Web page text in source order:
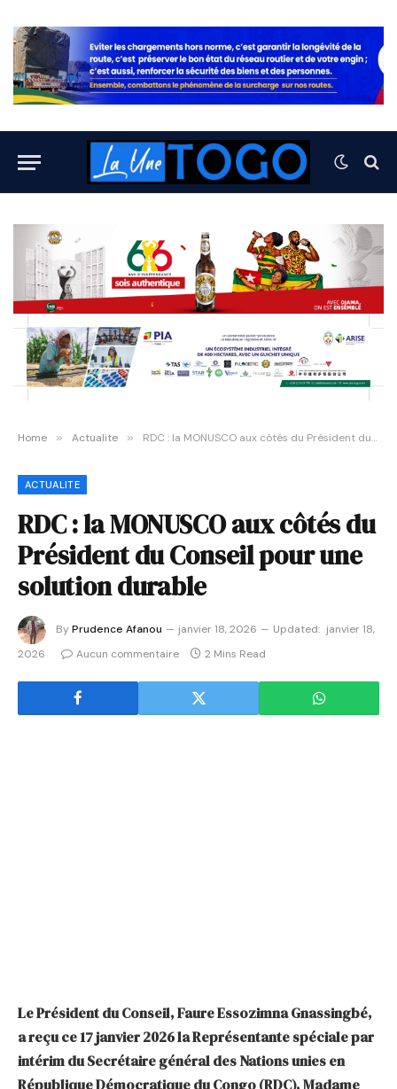
Home » Actualite » RDC : la MONUSCO aux côtés du Président du Conseil pour une solution durable
ACTUALITE
RDC : la MONUSCO aux côtés du
Président du Conseil pour une
solution durable
ByPrudence Afanou janvier 18, 2026 Updated: janvier 18,
2026
Aucun commentaire 2 Mins Read
Le Président du Conseil, Faure Essozimna Gnassingbé,
a reçu ce 17 janvier 2026 la Représentante spéciale par
intérim du Secrétaire général des Nations unies en
République Démocratique du Congo (RDC), Madame